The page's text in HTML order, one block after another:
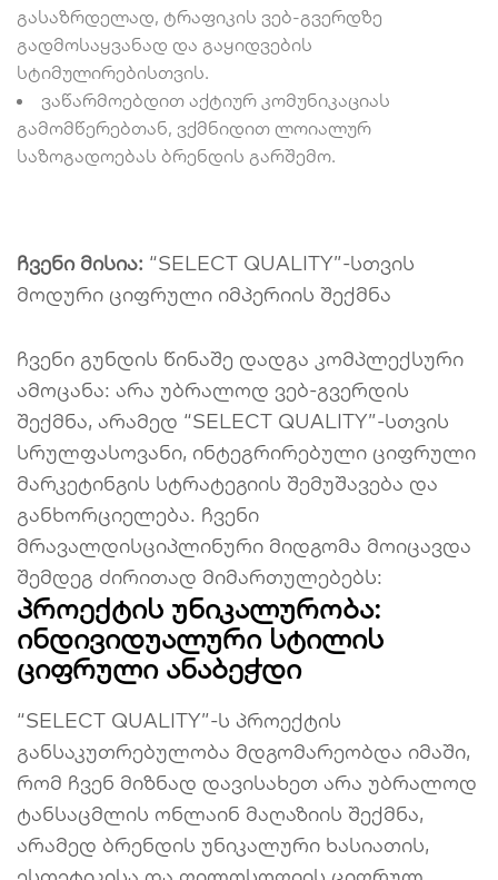
გასაზრდელად, ტრაფიკის ვებ-გვერდზე
გადმოსაყვანად და გაყიდვების
სტიმულირებისთვის.
ვაწარმოებდით აქტიურ კომუნიკაციას
გამომწერებთან, ვქმნიდით ლოიალურ
საზოგადოებას ბრენდის გარშემო.
ჩვენი მისია: “SELECT QUALITY”-სთვის
მოდური ციფრული იმპერიის შექმნა
ჩვენი გუნდის წინაშე დადგა კომპლექსური
ამოცანა: არა უბრალოდ ვებ-გვერდის
შექმნა, არამედ “SELECT QUALITY”-სთვის
სრულფასოვანი, ინტეგრირებული ციფრული
მარკეტინგის სტრატეგიის შემუშავება და
განხორციელება. ჩვენი
მრავალდისციპლინური მიდგომა მოიცავდა
შემდეგ ძირითად მიმართულებებს:
პროექტის უნიკალურობა:
ინდივიდუალური სტილის
ციფრული ანაბეჭდი
“SELECT QUALITY”-ს პროექტის
განსაკუთრებულობა მდგომარეობდა იმაში,
რომ ჩვენ მიზნად დავისახეთ არა უბრალოდ
ტანსაცმლის ონლაინ მაღაზიის შექმნა,
არამედ ბრენდის უნიკალური ხასიათის,